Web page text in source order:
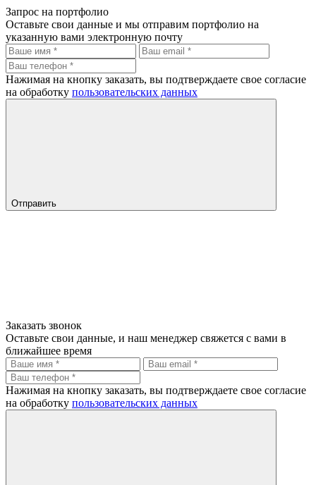
Запрос на портфолио
Оставьте свои данные и мы отправим портфолио на
указанную вами электронную почту
Нажимая на кнопку заказать, вы подтверждаете свое согласие
на обработку пользовательских данных
Отправить
Заказать звонок
Оставьте свои данные, и наш менеджер свяжется с вами в
ближайшее время
Нажимая на кнопку заказать, вы подтверждаете свое согласие
на обработку пользовательских данных